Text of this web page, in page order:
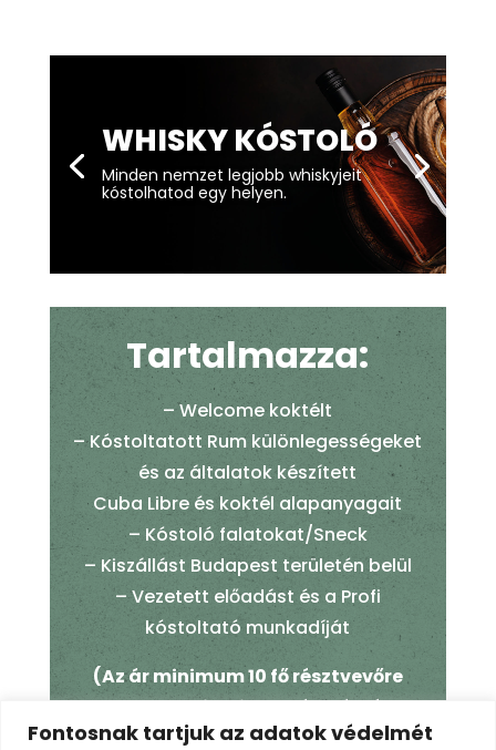
Fontosnak tartjuk az adatok védelmét
WHISKY KÓSTOLÓ
Minden nemzet legjobb whiskyjeit
kóstolhatod egy helyen.
Tartalmazza:
– Welcome koktélt
– Kóstoltatott Rum különlegességeket
és az általatok készített
Cuba Libre és koktél alapanyagait
– Kóstoló falatokat/Sneck
– Kiszállást Budapest területén belül
– Vezetett előadást és a Profi
kóstoltató munkadíját
(Az ár minimum 10 fő résztvevőre
vonatkozik, kisebb létszámú
csapathoz egyedi ajánlat kérése